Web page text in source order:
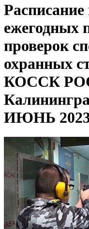
Расписание
ежегодных
проверок
охранных
КОССК
ИЮНЬ 2023